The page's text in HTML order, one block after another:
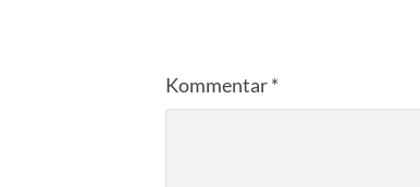
Kommentar*